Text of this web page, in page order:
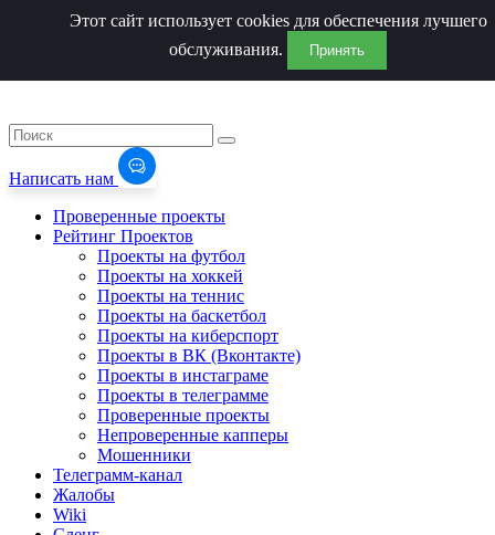
Написать нам
Проверенные проекты
Рейтинг Проектов
Проекты на футбол
Проекты на хоккей
Проекты на теннис
Проекты на баскетбол
Проекты на киберспорт
Проекты в ВК (Вконтакте)
Проекты в инстаграме
Проекты в телеграмме
Проверенные проекты
Непроверенные капперы
Мошенники
Телеграмм-канал
Жалобы
Wiki
Этот сайт использует cookies для обеспечения лучшего
обслуживания.
Принять